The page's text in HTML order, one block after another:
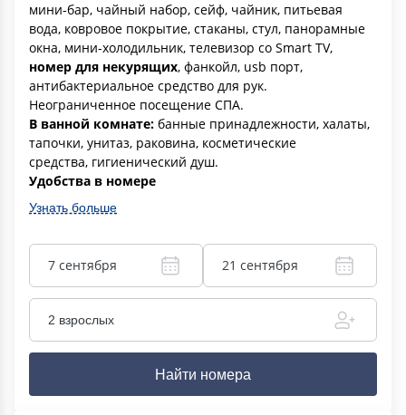
мини-бар, чайный набор, сейф, чайник, питьевая
вода, ковровое покрытие, стаканы, стул, панорамные
окна, мини-холодильник, телевизор со Smart TV,
номер для некурящих, фанкойл, usb порт,
антибактериальное средство для рук.
Неограниченное посещение СПА.
В ванной комнате: банные принадлежности, халаты,
тапочки, унитаз, раковина, косметические
средства, гигиенический душ.
Удобства в номере
Узнать больше
7 сентября 21 сентября
2 взрослых
Найти номера